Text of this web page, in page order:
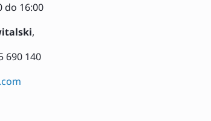
do 16:00
,
690 140